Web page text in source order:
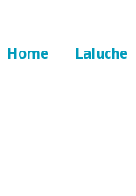
Home Laluche